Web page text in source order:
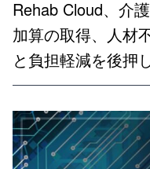
Rehab Cloud、介
加算の取得、人
と負担軽減を後押